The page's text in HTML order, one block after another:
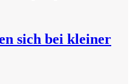
sich bei kleiner